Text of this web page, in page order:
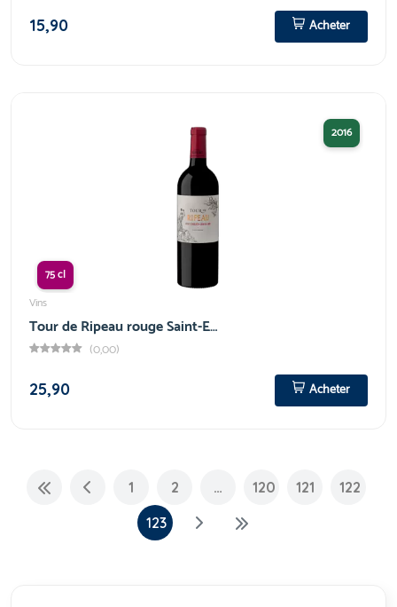
15,90
Acheter
2016
75 cl
Vins
Tour de Ripeau rouge Saint-E…
(0,00)
25,90
Acheter
1 2 … 120 121
122
123